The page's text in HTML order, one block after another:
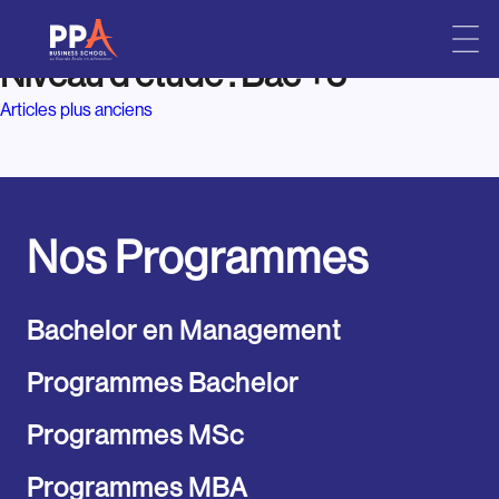
to
content
Niveau d'étude :Bac +5
Navigation
articles
Articles plus anciens
Nos Programmes
Bachelor en Management
Programmes Bachelor
Programmes MSc
Programmes MBA